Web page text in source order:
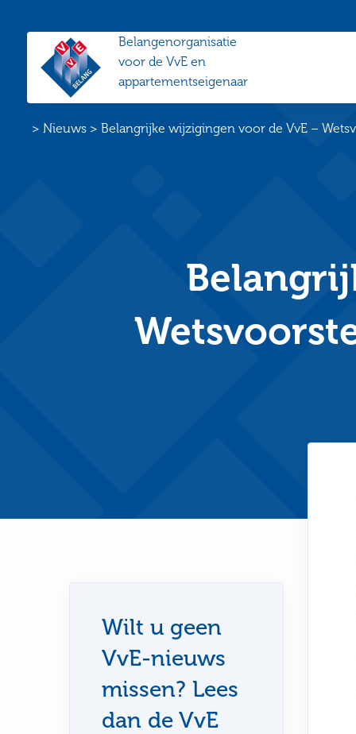
VvE
Belang
Belangenorganisatie
voor de VvE en
appartementseigenaar
Home
>Nieuws >Belangrijke wijzigingen voor de VvE –
Wilt u geen
VvE-nieuws
missen? Lees
dan de VvE